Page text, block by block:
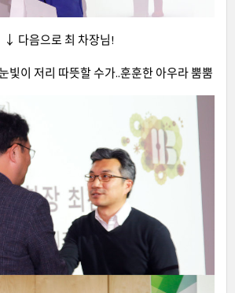
↓ 다음으로 최 차장님!
빛이 저리 따뜻할 수가..훈훈한 아우라 뿜뿜